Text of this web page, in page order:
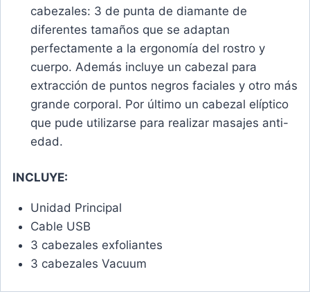
cabezales: 3 de punta de diamante de
diferentes tamaños que se adaptan
perfectamente a la ergonomía del rostro y
cuerpo. Además incluye un cabezal para
extracción de puntos negros faciales y otro más
grande corporal. Por último un cabezal elíptico
que pude utilizarse para realizar masajes anti-
edad.
INCLUYE:
Unidad Principal
Cable USB
3 cabezales exfoliantes
3 cabezales Vacuum